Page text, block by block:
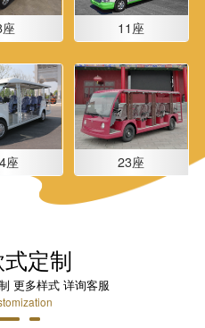
11座
座 23座
定制
更多样式 详询客服